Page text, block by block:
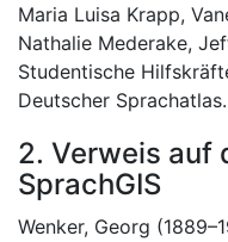
Maria Luisa Krapp,
Nathalie Mederake,
Studentische
Deutscher
2. Verweis auf
SprachGIS
Wenker, Georg